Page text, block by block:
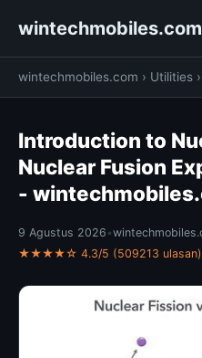
wintechmobiles.com
wintechmobiles.com › Utilities ›
Introduction to
Nuclear Fusion
-
9 Agustus 2026 •
★★★★☆ 4.3/5 (509213 ulasan)